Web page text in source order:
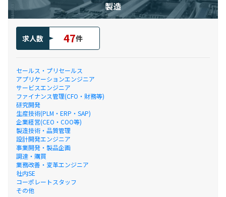
製造
求人数 47件
セールス・プリセールス
アプリケーションエンジニア
サービスエンジニア
ファイナンス管理(CFO・財務等)
研究開発
生産技術(PLM・ERP・SAP)
企業経営(CEO・COO等)
製造技術・品質管理
設計開発エンジニア
事業開発・製品企画
調達・購買
業務改善・変革エンジニア
社内SE
コーポレートスタッフ
その他